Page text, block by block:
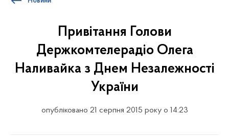
Привітання Голови
Держкомтелерадіо Олега
Наливайка з Днем Незалежності
України
опубліковано 21 серпня 2015 року о 14:23